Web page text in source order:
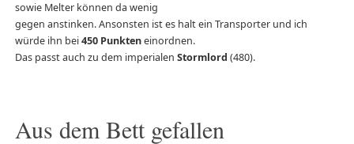
sowie Melter können da wenig
gegen anstinken. Ansonsten ist es halt ein Transporter und ich
würde ihn bei450 Punkteneinordnen.
Das passt auch zu dem imperialen Stormlord (480).
Aus dem Bett gefallen